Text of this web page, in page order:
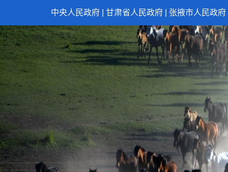
中央人民政府 甘肃省人民政府 张掖市人民政府